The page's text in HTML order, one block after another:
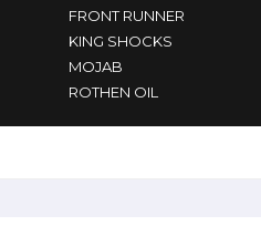
FRONT RUNNER
KING SHOCKS
MOJAB
ROTHEN OIL